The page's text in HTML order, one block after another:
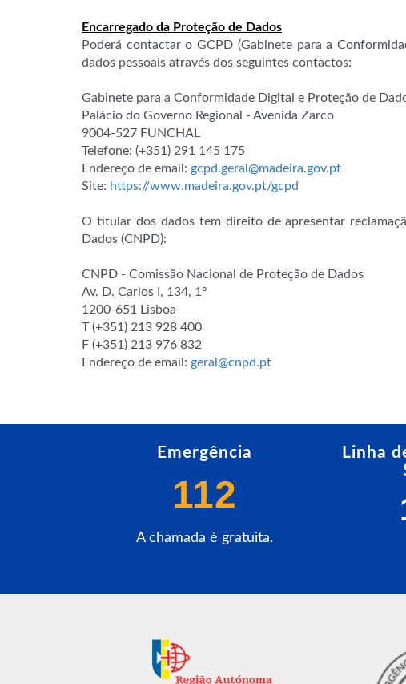
Encarregado da Proteção de Dados
Poderá contactar o GCPD (Gabinete para a
dados pessoais através dos seguintes contactos:
Gabinete para a Conformidade Digital e Proteção de
Palácio do Governo Regional - Avenida Zarco
9004-527 FUNCHAL
Telefone: (+351) 291 145 175
Endereço de email: gcpd.geral@madeira.gov.pt
Site: https://www.madeira.gov.pt/gcpd
O titular dos dados tem direito de apresentar
Dados (CNPD):
CNPD - Comissão Nacional de Proteção de Dados
Av. D. Carlos I, 134, 1º
1200-651 Lisboa
T (+351) 213 928 400
F (+351) 213 976 832
Endereço de email: geral@cnpd.pt
Emergência
112
A chamada é gratuita.
Linha